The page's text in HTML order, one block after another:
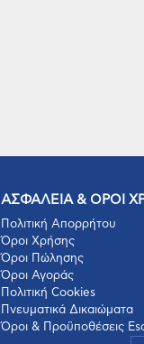
ΑΣΦΑΛΕΙΑ & ΟΡΟΙ
Πολιτική Απορρήτου
Όροι Χρήσης
Όροι Πώλησης
Όροι Αγοράς
Πολιτική Cookies
Πνευματικά Δικαιώματα
Όροι & Προϋποθέσεις